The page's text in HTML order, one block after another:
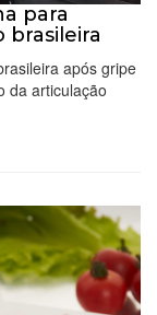
para
após gripe
da articulação